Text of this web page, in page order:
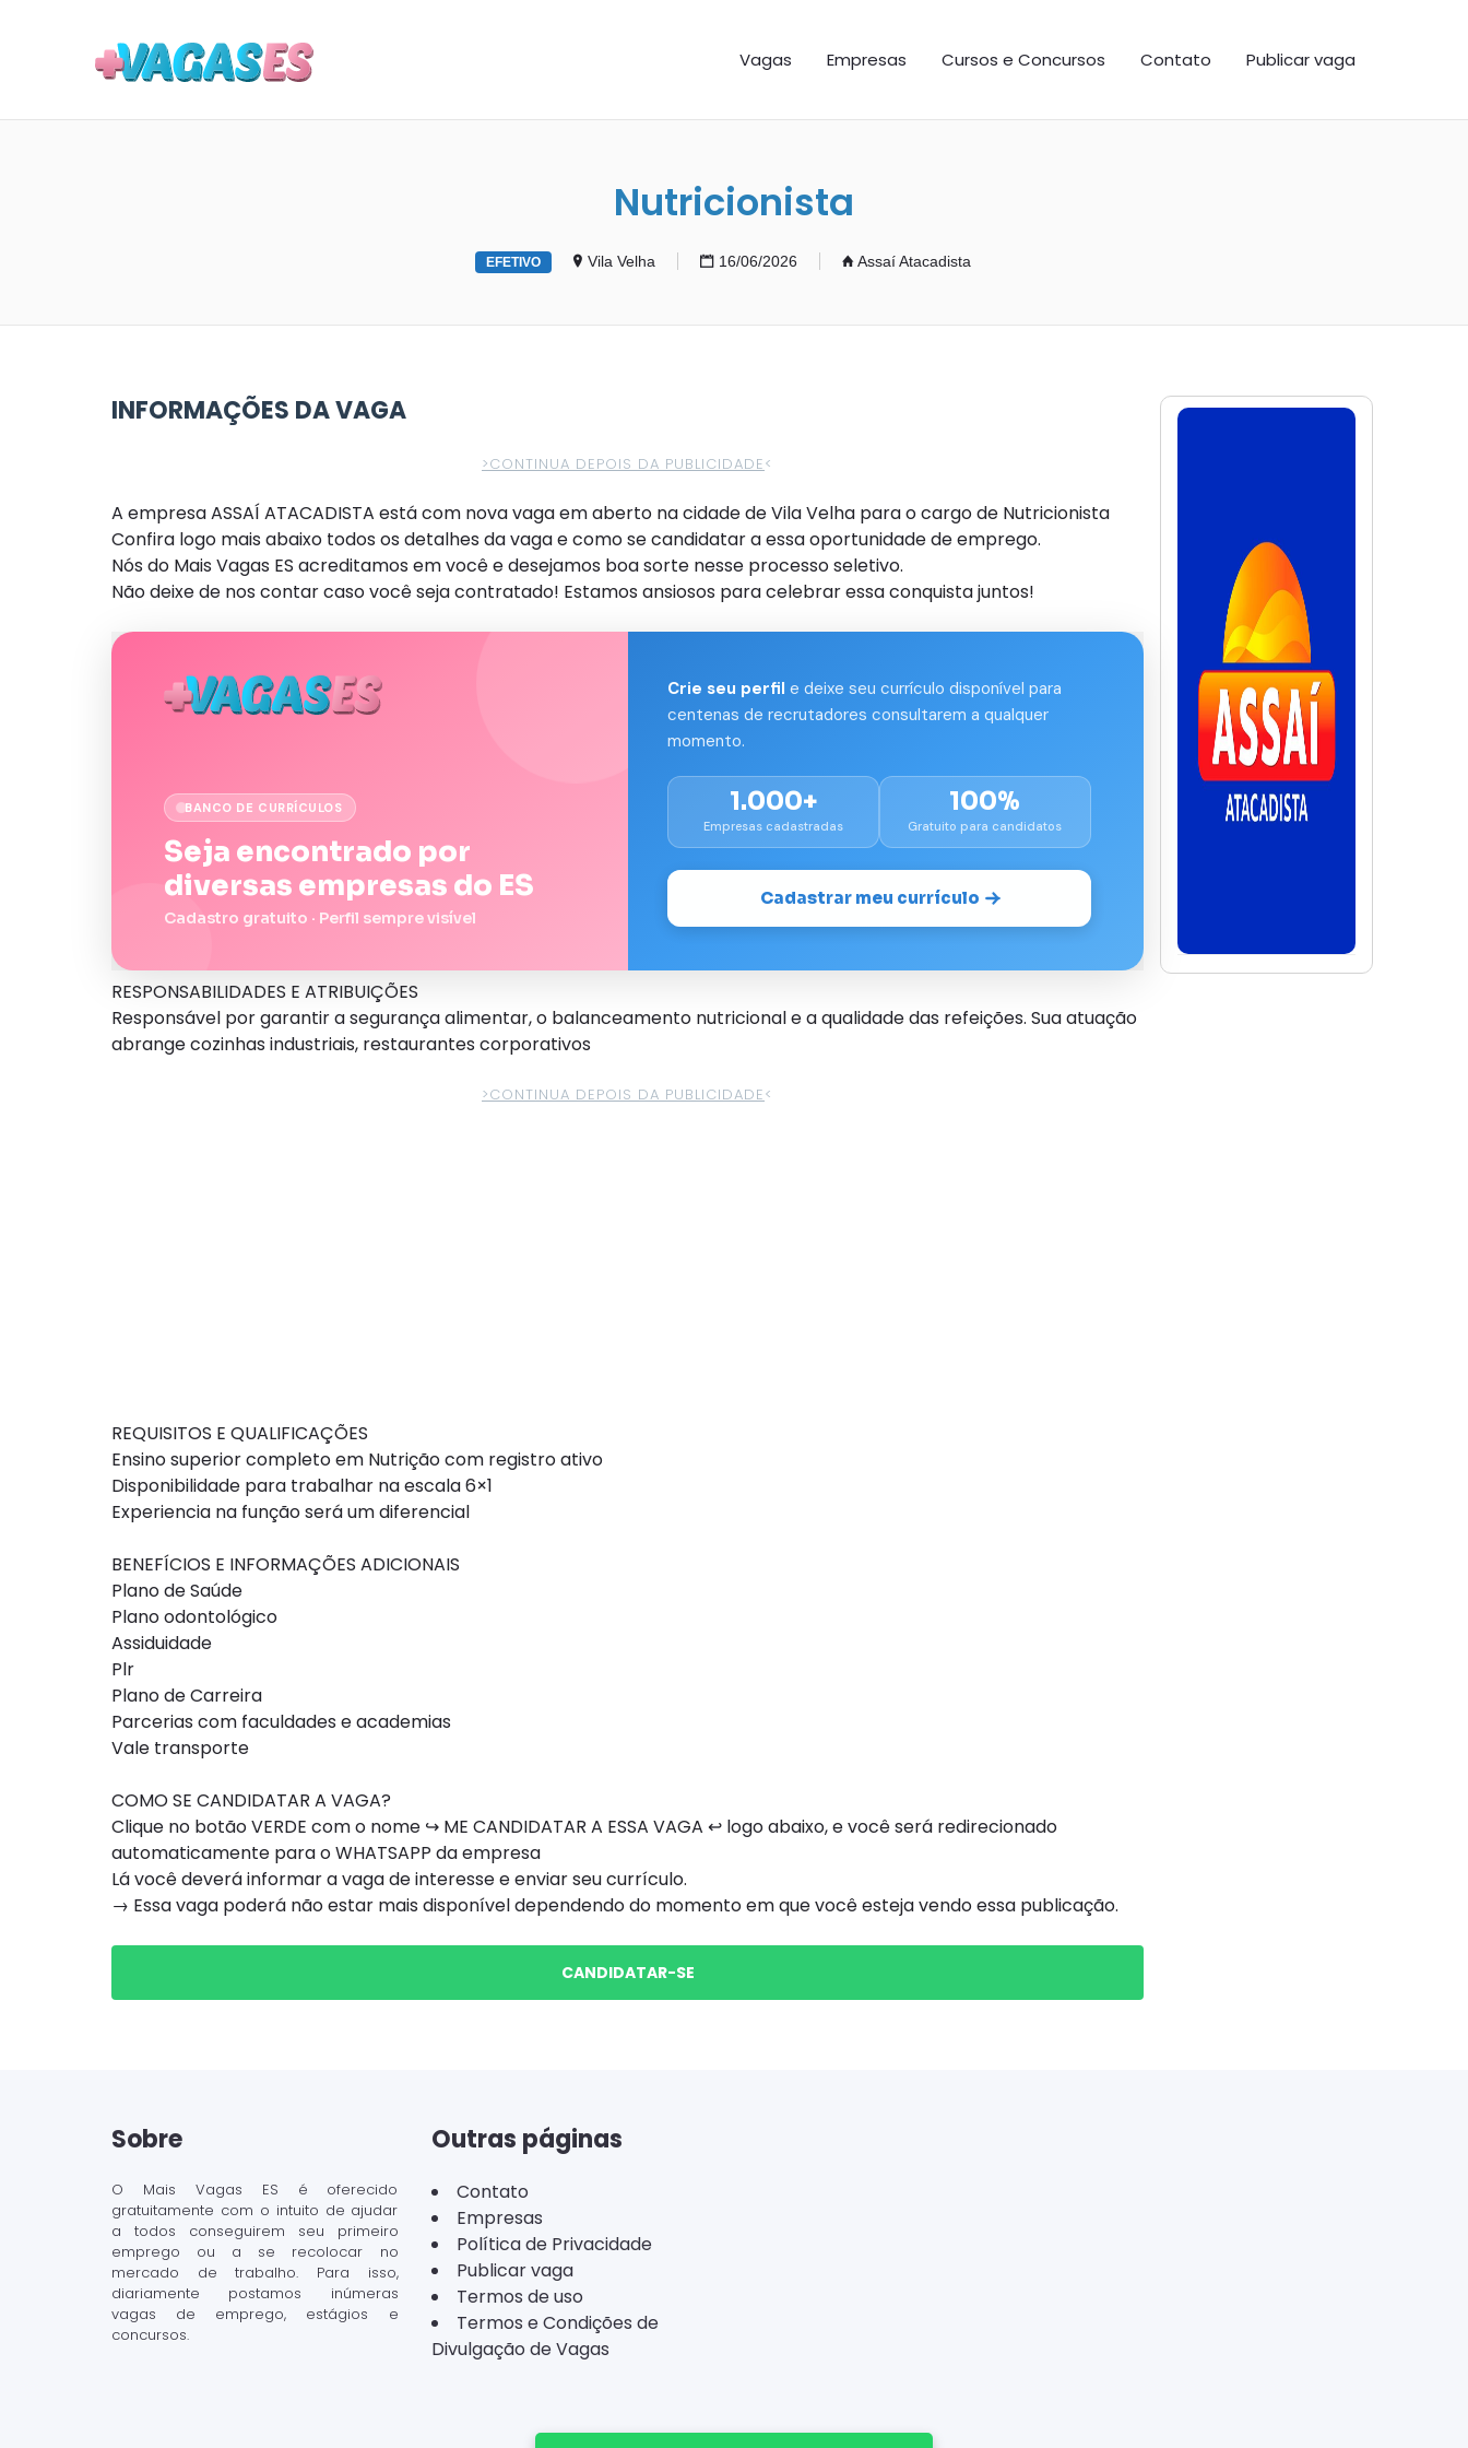
Vagas Empresas Cursos e Concursos Contato Publicar vaga
Nutricionista
EFETIVO Vila Velha 16/06/2026 Assaí Atacadista
INFORMAÇÕES DA VAGA
>CONTINUA DEPOIS DA PUBLICIDADE<
A empresa ASSAÍ ATACADISTA está com nova vaga em aberto na cidade de Vila Velha para o cargo de Nutricionista
Confira logo mais abaixo todos os detalhes da vaga e como se candidatar a essa oportunidade de emprego.
Nós do Mais Vagas ES acreditamos em você e desejamos boa sorte nesse processo seletivo.
Não deixe de nos contar caso você seja contratado! Estamos ansiosos para celebrar essa conquista juntos!
BANCO DE CURRÍCULOS
Seja encontrado por
diversas empresas do ES
Cadastro gratuito · Perfil sempre visível
Crie seu perfil e deixe seu currículo disponível para
centenas de recrutadores consultarem a qualquer
momento.
1.000+
Empresas cadastradas
100%
Gratuito para candidatos
Cadastrar meu currículo
RESPONSABILIDADES E ATRIBUIÇÕES
Responsável por garantir a segurança alimentar, o balanceamento nutricional e a qualidade das refeições. Sua atuação
abrange cozinhas industriais, restaurantes corporativos
>CONTINUA DEPOIS DA PUBLICIDADE<
REQUISITOS E QUALIFICAÇÕES
Ensino superior completo em Nutrição com registro ativo
Disponibilidade para trabalhar na escala 6×1
Experiencia na função será um diferencial
BENEFÍCIOS E INFORMAÇÕES ADICIONAIS
Plano de Saúde
Plano odontológico
Assiduidade
Plr
Plano de Carreira
Parcerias com faculdades e academias
Vale transporte
COMO SE CANDIDATAR A VAGA?
Clique no botão VERDE com o nome ↪ ME CANDIDATAR A ESSA VAGA ↩ logo abaixo, e você será redirecionado
automaticamente para o WHATSAPP da empresa
Lá você deverá informar a vaga de interesse e enviar seu currículo.
→ Essa vaga poderá não estar mais disponível dependendo do momento em que você esteja vendo essa publicação.
CANDIDATAR-SE
Sobre
O Mais Vagas ES é oferecido
gratuitamente com o intuito de ajudar
a todos conseguirem seu primeiro
emprego ou a se recolocar no
mercado de trabalho. Para isso,
diariamente postamos inúmeras
vagas de emprego, estágios e
concursos.
Outras páginas
Contato
Empresas
Política de Privacidade
Publicar vaga
Termos de uso
Termos e Condições de
Divulgação de Vagas